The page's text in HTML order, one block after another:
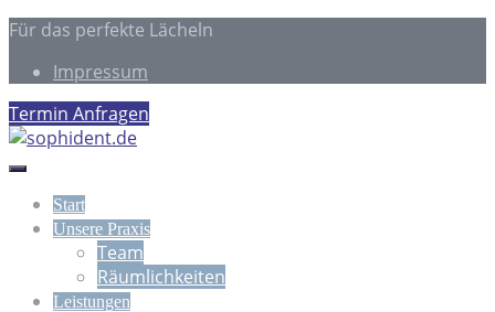
Für das perfekte Lächeln
Impressum
Termin Anfragen
Start
Unsere Praxis
Team
Räumlichkeiten
Leistungen